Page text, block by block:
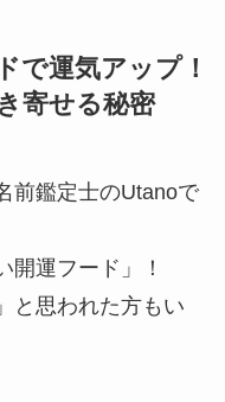
で運気アップ！
寄せる秘密
前鑑定士のUtanoで
開運フード」！
と思われた方もい